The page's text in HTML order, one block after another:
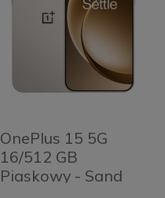
OnePlus 15 5G
16/512 GB
Piaskowy - Sand